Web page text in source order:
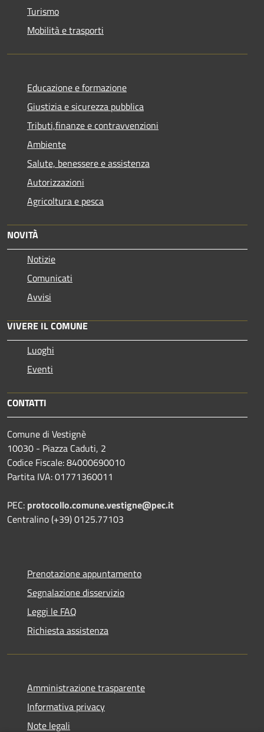
Turismo
Mobilità e trasporti
Educazione e formazione
Giustizia e sicurezza pubblica
Tributi,finanze e contravvenzioni
Ambiente
Salute, benessere e assistenza
Autorizzazioni
Agricoltura e pesca
NOVITÀ
Notizie
Comunicati
Avvisi
VIVERE IL COMUNE
Luoghi
Eventi
CONTATTI
Comune di Vestignè
10030 - Piazza Caduti, 2
Codice Fiscale: 84000690010
Partita IVA: 01771360011
PEC: protocollo.comune.vestigne@pec.it
Centralino (+39) 0125.77103
Prenotazione appuntamento
Segnalazione disservizio
Leggi le FAQ
Richiesta assistenza
Amministrazione trasparente
Informativa privacy
Note legali